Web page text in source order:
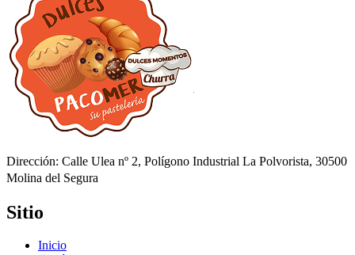
Dirección: Calle Ulea nº 2, Polígono Industrial La Polvorista, 30500
Molina del Segura
Sitio
Inicio